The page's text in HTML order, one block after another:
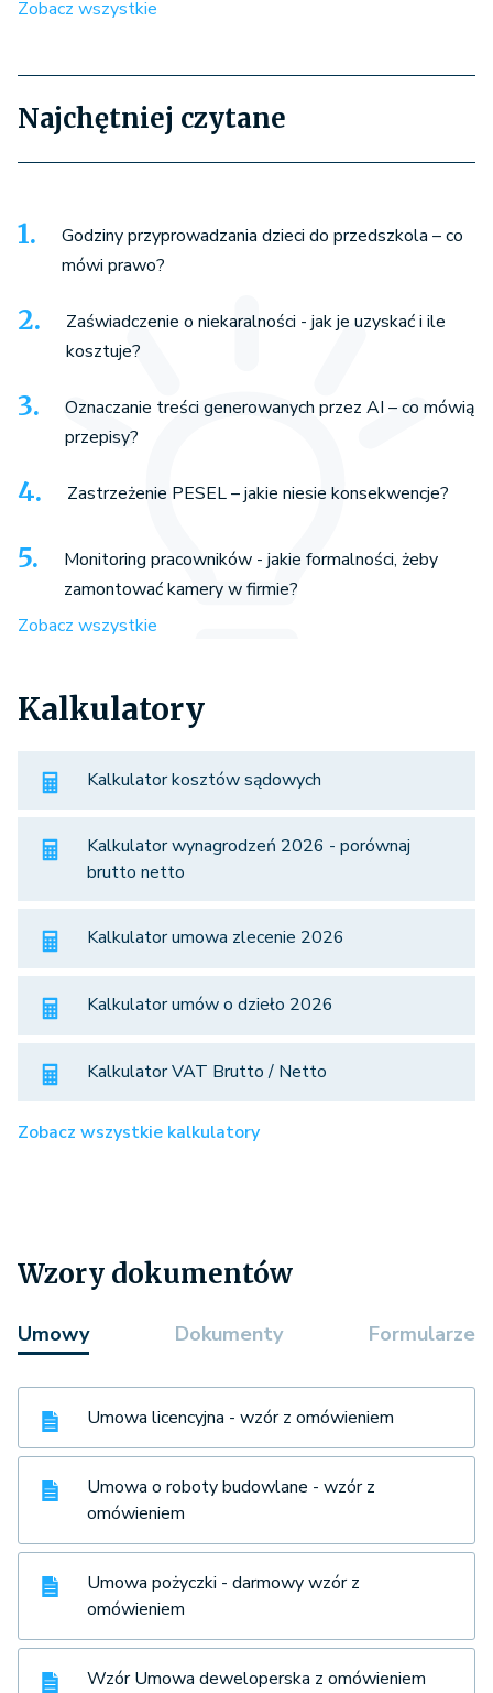
Zobacz wszystkie
Najchętniej czytane
Godziny przyprowadzania dzieci do przedszkola – co
mówi prawo?
Zaświadczenie o niekaralności - jak je uzyskać i ile
kosztuje?
Oznaczanie treści generowanych przez AI – co mówią
przepisy?
Zastrzeżenie PESEL – jakie niesie konsekwencje?
Monitoring pracowników - jakie formalności, żeby
zamontować kamery w firmie?
Zobacz wszystkie
Kalkulatory
Kalkulator kosztów sądowych
Kalkulator wynagrodzeń 2026 - porównaj
brutto netto
Kalkulator umowa zlecenie 2026
Kalkulator umów o dzieło 2026
Kalkulator VAT Brutto / Netto
Zobacz wszystkie kalkulatory
Wzory dokumentów
Umowy Dokumenty Formularze
Umowa licencyjna - wzór z omówieniem
Umowa o roboty budowlane - wzór z
omówieniem
Umowa pożyczki - darmowy wzór z
omówieniem
Wzór Umowa deweloperska z omówieniem